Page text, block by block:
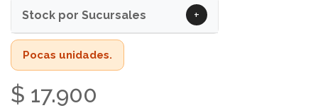
Stock por Sucursales +
Pocas unidades.
$ 17.900